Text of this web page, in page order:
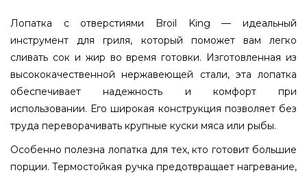
Лопатка с отверстиями Broil King — идеальный
инструмент для гриля, который поможет вам легко
сливать сок и жир во время готовки. Изготовленная из
высококачественной нержавеющей стали, эта лопатка
обеспечивает надежность и комфорт при
использовании. Его широкая конструкция позволяет без
труда переворачивать крупные куски мяса или рыбы.
Особенно полезна лопатка для тех, кто готовит большие
порции. Термостойкая ручка предотвращает нагревание,